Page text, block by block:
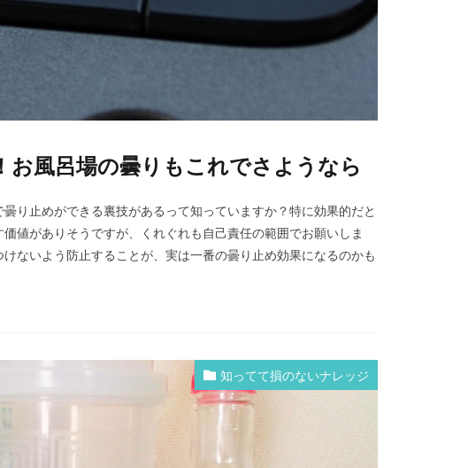
お風呂場の曇りもこれでさようなら
り止めができる裏技があるって知っていますか？特に効果的だと
値がありそうですが、くれぐれも自己責任の範囲でお願いしま
ないよう防止することが、実は一番の曇り止め効果になるのかも
知ってて損のないナレッジ